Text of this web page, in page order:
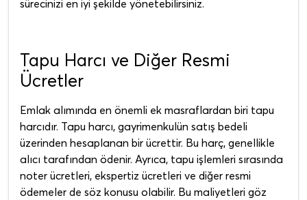
sürecinizi en iyi şekilde yönetebilirsiniz.
Tapu Harcı ve Diğer Resmi
Ücretler
Emlak alımında en önemli ek masraflardan biri tapu
harcıdır. Tapu harcı, gayrimenkulün satış bedeli
üzerinden hesaplanan bir ücrettir. Bu harç, genellikle
alıcı tarafından ödenir. Ayrıca, tapu işlemleri sırasında
noter ücretleri, ekspertiz ücretleri ve diğer resmi
ödemeler de söz konusu olabilir. Bu maliyetleri göz